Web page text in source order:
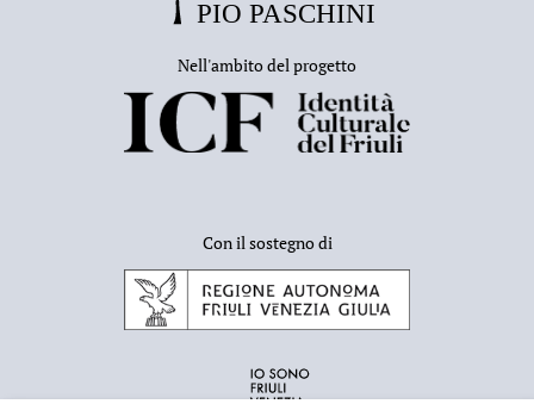
Nell'ambito del progetto
Con il sostegno di